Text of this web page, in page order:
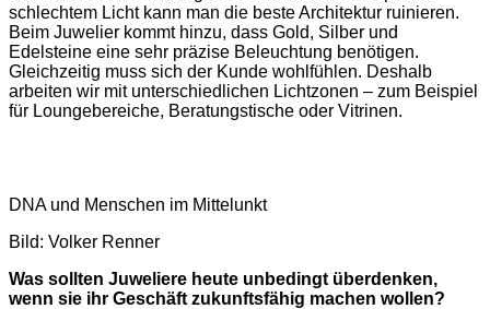
schlechtem Licht kann man die beste Architektur ruinieren.
Beim Juwelier kommt hinzu, dass Gold, Silber und
Edelsteine eine sehr präzise Beleuchtung benötigen.
Gleichzeitig muss sich der Kunde wohlfühlen. Deshalb
arbeiten wir mit unterschiedlichen Lichtzonen – zum Beispiel
für Loungebereiche, Beratungstische oder Vitrinen.
DNA und Menschen im Mittelunkt
Bild: Volker Renner
Was sollten Juweliere heute unbedingt überdenken,
wenn sie ihr Geschäft zukunftsfähig machen wollen?